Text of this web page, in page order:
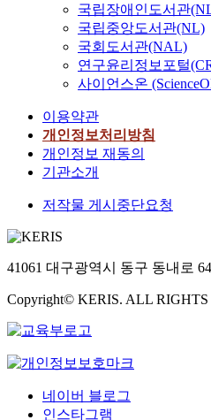
국립장애인도서관
국립중앙도서관(NL)
국회도서관(NAL)
연구윤리정보포털
사이언스온
이용약관
개인정보처리방침
개인정보 재동의
기관소개
저작물 게시중단요청
41061 대구광역시 동구 동내로
Copyright© KERIS. ALL RIGHTS
네이버 블로그
인스타그램